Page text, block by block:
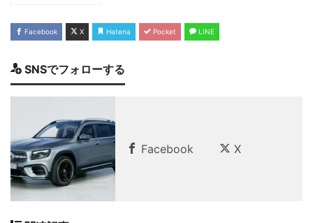
Facebook X Hatena Pocket LINE
SNSでフォローする
Facebook X